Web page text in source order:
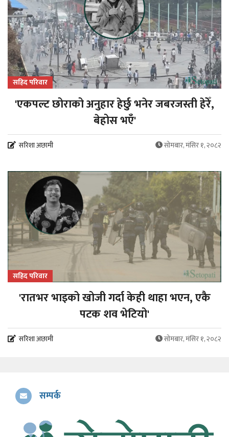
सहिद परिवार
'एकपल्ट छोराको अनुहार हेर्छु भनेर जबरजस्ती हेरेँ,
बेहोस भएँ'
सरिशा अछामी सोमबार, मंसिर १, २०८२
सहिद परिवार
'रातभर भाइको खोजी गर्दा केही थाहा भएन, एकै
पटक शव भेटियो'
सरिशा अछामी सोमबार, मंसिर १, २०८२
सम्पर्क